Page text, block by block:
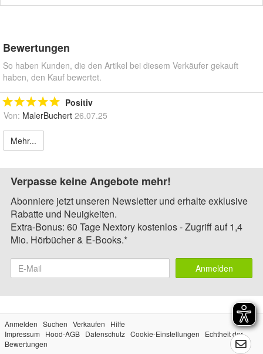
Bewertungen
So haben Kunden, die den Artikel bei diesem Verkäufer gekauft
haben, den Kauf bewertet.
Positiv
Von: MalerBuchert 26.07.25
Mehr...
Verpasse keine Angebote mehr!
Abonniere jetzt unseren Newsletter und erhalte exklusive
Rabatte und Neuigkeiten.
Extra-Bonus: 60 Tage Nextory kostenlos - Zugriff auf 1,4
Mio. Hörbücher & E-Books.*
Anmelden
Anmelden Suchen Verkaufen
Hilfe
Impressum
Hood-AGB Datenschutz Cookie-Einstellungen
Echtheit der
Bewertungen